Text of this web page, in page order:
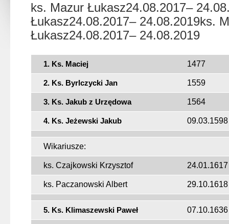
ks. Mazur Łukasz24.08.2017–
Łukasz24.08.2017– 24.08.2019ks.
Łukasz24.08.2017– 24.08.2019
1. Ks. Maciej 1477
2. Ks. Byrlczycki Jan 1559
3. Ks. Jakub z Urzędowa 1564
4. Ks. Jeżewski Jakub 09.03.1598
Wikariusze:
ks. Czajkowski Krzysztof 24.01.1617
ks. Paczanowski Albert 29.10.1618
5. Ks. Klimaszewski Paweł 07.10.1636